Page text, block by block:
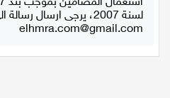
لسنة 2007، يرجى ارسال رسالة الى: